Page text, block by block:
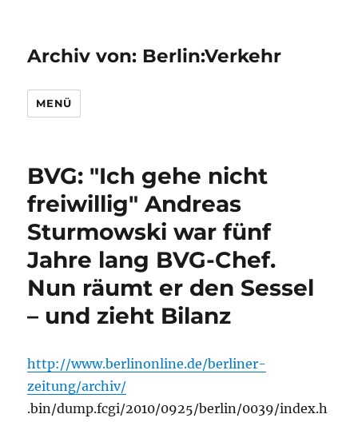
Archiv von: Berlin:Verkehr
MENÜ
BVG: "Ich gehe nicht
freiwillig" Andreas
Sturmowski war fünf
Jahre lang BVG-Chef.
Nun räumt er den Sessel
– und zieht Bilanz
http://www.berlinonline.de/berliner-
zeitung/archiv/
.bin/dump.fcgi/2010/0925/berlin/0039/index.h